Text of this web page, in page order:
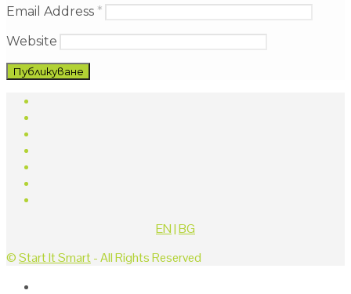
Email Address *
Website
EN|BG
©Start It Smart- All Rights Reserved